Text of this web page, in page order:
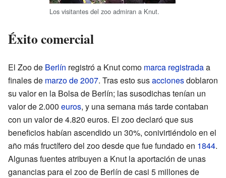
Los visitantes del zoo admiran a Knut.
Éxito comercial
El Zoo de Berlín registró a Knut como marca registradaa
finales de marzo de 2007. Tras esto susaccionesdoblaron
su valor en la Bolsa de Berlín; las susodichas tenían un
valor de 2.000 euros, y una semana más tarde contaban
con un valor de 4.820 euros. El zoo declaró que sus
beneficios habían ascendido un 30%, conivirtiéndolo en el
año más fructífero del zoo desde que fue fundado en 1844.
Algunas fuentes atribuyen a Knut la aportación de unas
ganancias para el zoo de Berlín de casi 5 millones de